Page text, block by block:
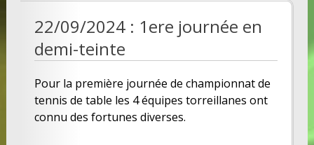
22/09/2024 : 1ere journée en
demi-teinte
Pour la première journée de championnat de
tennis de table les 4 équipes torreillanes ont
connu des fortunes diverses.